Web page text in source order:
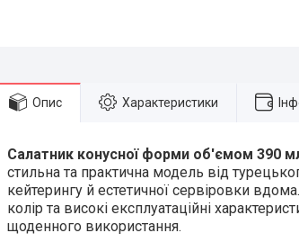
Опис Характеристики
Салатник конусної форми об'ємом 390
стильна та практична модель від
кейтерингу й естетичної сервіровки
колір та високі експлуатаційні
щоденного використання.